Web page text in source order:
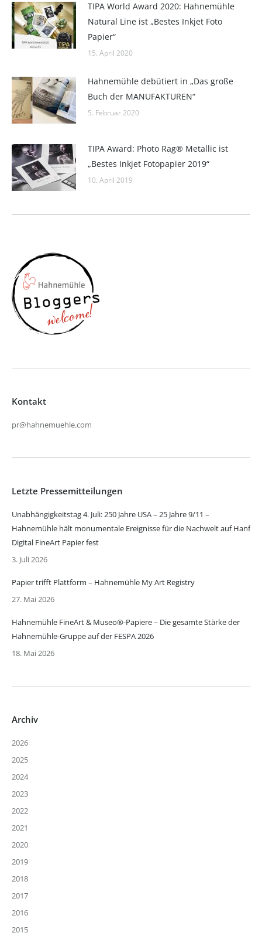
TIPA World Award 2020: Hahnemühle
Natural Line ist „Bestes Inkjet Foto
Papier“
15. April 2020
Hahnemühle debütiert in „Das große
Buch der MANUFAKTUREN“
5. Februar 2020
TIPA Award: Photo Rag® Metallic ist
„Bestes Inkjet Fotopapier 2019“
10. April 2019
Kontakt
pr@hahnemuehle.com
Letzte Pressemitteilungen
Unabhängigkeitstag 4. Juli: 250 Jahre USA – 25 Jahre 9/11 –
Hahnemühle hält monumentale Ereignisse für die Nachwelt auf Hanf
Digital FineArt Papier fest
3. Juli 2026
Papier trifft Plattform – Hahnemühle My Art Registry
27. Mai 2026
Hahnemühle FineArt & Museo®-Papiere – Die gesamte Stärke der
Hahnemühle-Gruppe auf der FESPA 2026
18. Mai 2026
Archiv
2026
2025
2024
2023
2022
2021
2020
2019
2018
2017
2016
2015